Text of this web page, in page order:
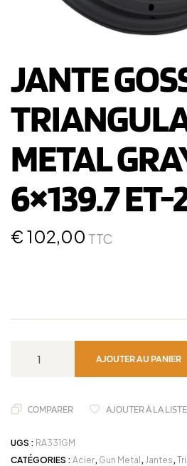
JANTE
METAL
6×139.7 ET-
€ 102,00 TTC
AJOUTER AU PANIER
COMPARER AJOUTER À LA
UGS : RA331GM
CATÉGORIES : Acier, Gun Metal , Jantes,